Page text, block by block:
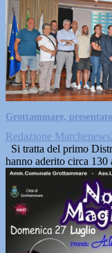
Grottammare,
Redazione
Si tratta del primo
hanno aderito circa 130